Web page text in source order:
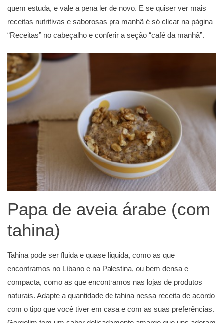
quem estuda, e vale a pena ler de novo. E se quiser ver mais
receitas nutritivas e saborosas pra manhã é só clicar na página
“Receitas” no cabeçalho e conferir a seção “café da manhã”.
Papa de aveia árabe (com
tahina)
Tahina pode ser fluida e quase líquida, como as que
encontramos no Líbano e na Palestina, ou bem densa e
compacta, como as que encontramos nas lojas de produtos
naturais. Adapte a quantidade de tahina nessa receita de acordo
com o tipo que você tiver em casa e com as suas preferências.